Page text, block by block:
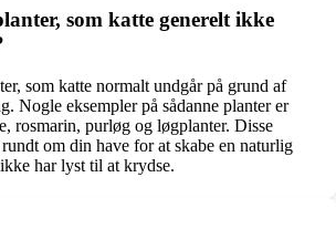
som katte generelt ikke
som katte normalt undgår på grund af
Nogle eksempler på sådanne planter er
rosmarin, purløg og løgplanter. Disse
om din have for at skabe en naturlig
har lyst til at krydse.